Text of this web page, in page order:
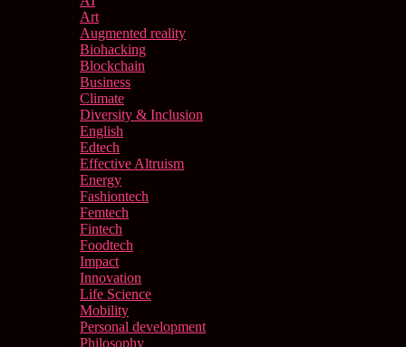
Art
Augmented reality
Biohacking
Blockchain
Business
Climate
Diversity & Inclusion
English
Edtech
Effective Altruism
Energy
Fashiontech
Femtech
Fintech
Foodtech
Impact
Innovation
Life Science
Mobility
Personal development
Philosophy